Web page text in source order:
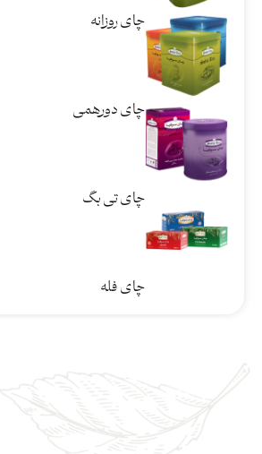
چای روزانه
چای دورهمی
چای تی بگ
چای فله